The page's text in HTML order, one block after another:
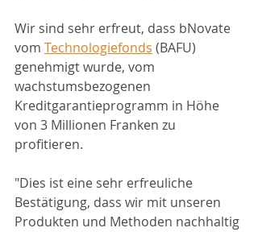
Wir sind sehr erfreut, dass bNovate
vom Technologiefonds (BAFU)
genehmigt wurde, vom
wachstumsbezogenen
Kreditgarantieprogramm in Höhe
von 3 Millionen Franken zu
profitieren.
"Dies ist eine sehr erfreuliche
Bestätigung, dass wir mit unseren
Produkten und Methoden nachhaltig